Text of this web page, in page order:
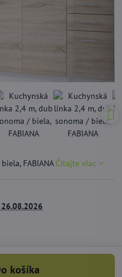
FABIANA Čítajte viac
26.08.2026
Do košíka